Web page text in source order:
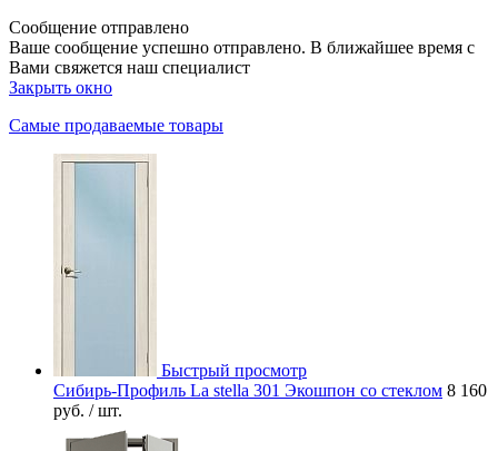
Сообщение отправлено
Ваше сообщение успешно отправлено. В ближайшее время с
Вами свяжется наш специалист
Закрыть окно
Самые продаваемые товары
Быстрый просмотр
Сибирь-Профиль La stella 301 Экошпон со стеклом 8 160
руб. / шт.